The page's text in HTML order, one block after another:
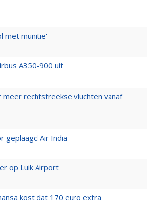
met munitie'
A350-900 uit
meer rechtstreekse vluchten vanaf
geplaagd Air India
op Luik Airport
kost dat 170 euro extra